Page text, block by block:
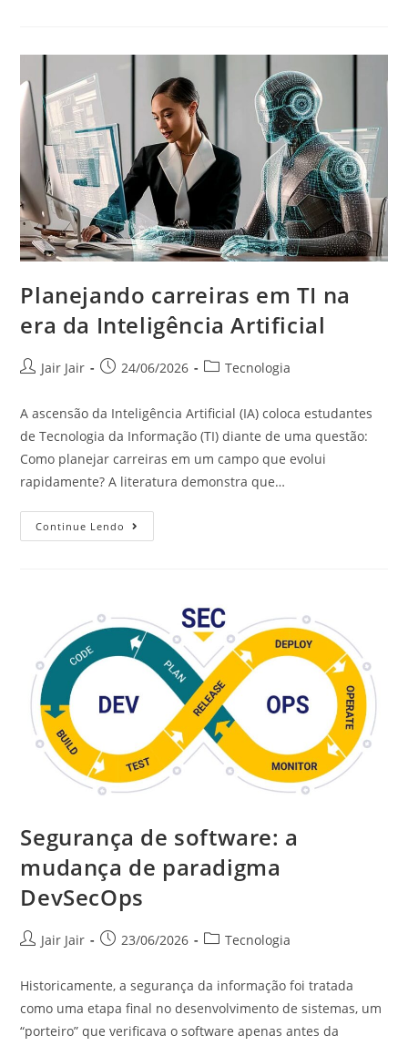
Planejando carreiras em TI na
era da Inteligência Artificial
Jair Jair 24/06/2026 Tecnologia
A ascensão da Inteligência Artificial (IA) coloca estudantes
de Tecnologia da Informação (TI) diante de uma questão:
Como planejar carreiras em um campo que evolui
rapidamente? A literatura demonstra que…
Continue Lendo
Segurança de software: a
mudança de paradigma
DevSecOps
Jair Jair 23/06/2026 Tecnologia
Historicamente, a segurança da informação foi tratada
como uma etapa final no desenvolvimento de sistemas, um
“porteiro” que verificava o software apenas antes da